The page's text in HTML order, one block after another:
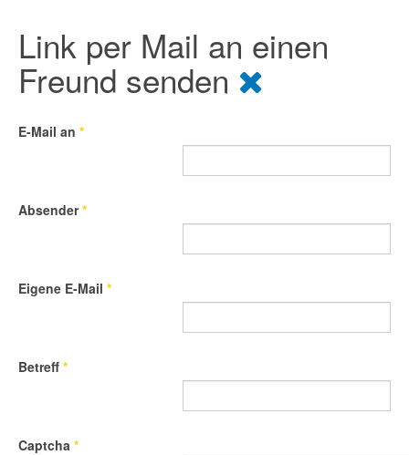
Link per Mail an einen
Freund senden
E-Mail an *
Absender*
Eigene E-Mail *
Betreff *
Captcha *